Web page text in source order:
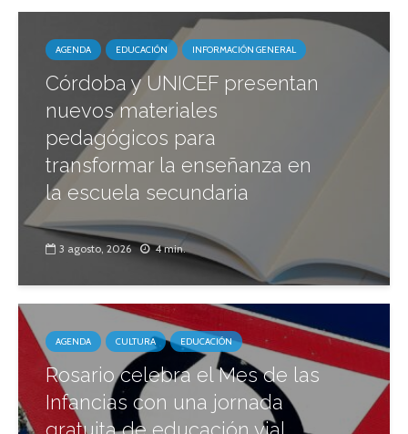
AGENDA EDUCACIÓN INFORMACIÓN GENERAL
Córdoba y UNICEF presentan
nuevos materiales
pedagógicos para
transformar la enseñanza en
la escuela secundaria
3 agosto, 2026 4 min.
AGENDA CULTURA EDUCACIÓN
Rosario celebra el Mes de las
Infancias con una jornada